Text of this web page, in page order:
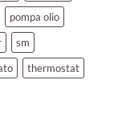
pompa olio
sm
thermostat